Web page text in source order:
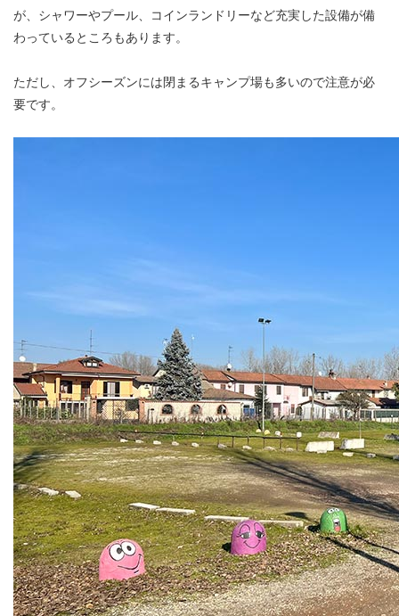
が、シャワーやプール、コインランドリーなど充実した設備が備
わっているところもあります。
ただし、オフシーズンには閉まるキャンプ場も多いので注意が必
要です。